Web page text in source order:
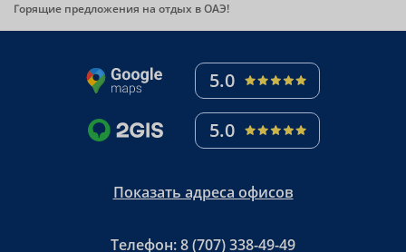
Горящие предложения на отдых в ОАЭ!
5.0
5.0
Показать адреса офисов
Телефон:8 (707) 338-49-49